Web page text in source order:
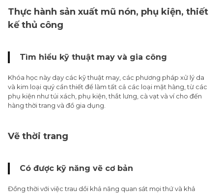
Thực hành sản xuất mũ nón, phụ kiện, thiết
kế thủ công
Tìm hiểu kỹ thuật may và gia công
Khóa học này dạy các kỹ thuật may, các phương pháp xử lý da
và kim loại quý cần thiết để làm tất cả các loại mặt hàng, từ các
phụ kiện như túi xách, phụ kiện, thắt lưng, cà vạt và ví cho đến
hàng thời trang và đồ gia dụng.
Vẽ thời trang
Có được kỹ năng vẽ cơ bản
Đồng thời với việc trau dồi khả năng quan sát mọi thứ và khả